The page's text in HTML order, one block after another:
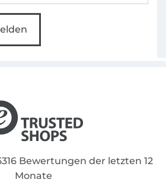
Bewertungen der letzten 12
Monate